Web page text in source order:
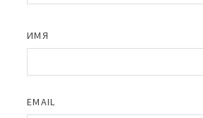
ИМЯ
EMAIL